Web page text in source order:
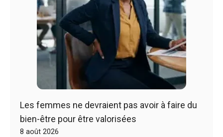
Les femmes ne devraient pas avoir à faire du
bien-être pour être valorisées
8 août 2026